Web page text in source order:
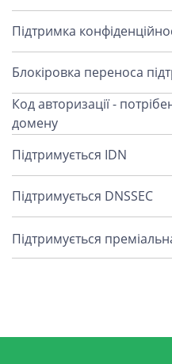
Підтримка
Блокіровка переноса
Код авторизації -
домену
Підтримується IDN
Підтримується DNSSEC
Підтримується